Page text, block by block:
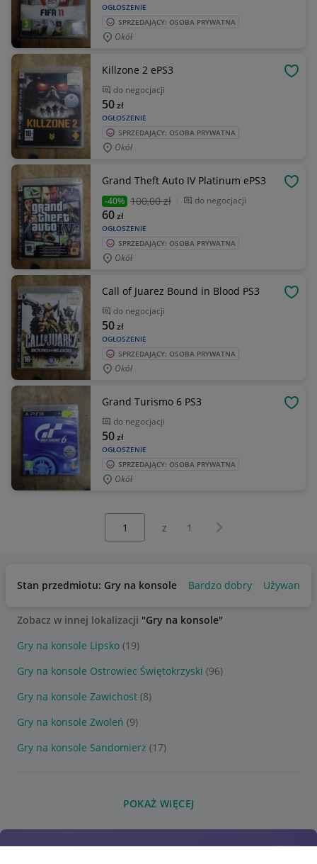
OGŁOSZENIE
SPRZEDAJĄCY: OSOBA PRYWATNA
Okół
Killzone 2 ePS3
do negocjacji
OGŁOSZENIE
50zł
SPRZEDAJĄCY: OSOBA PRYWATNA
Okół
Grand Theft Auto IV Platinum ePS3
-40% 100,00 zł do negocjacji
OGŁOSZENIE
60zł
SPRZEDAJĄCY: OSOBA PRYWATNA
Okół
Call of Juarez Bound in Blood PS3
do negocjacji
OGŁOSZENIE
50zł
SPRZEDAJĄCY: OSOBA PRYWATNA
Okół
Grand Turismo 6 PS3
do negocjacji
OGŁOSZENIE
50zł
SPRZEDAJĄCY: OSOBA PRYWATNA
Okół
z 1 Następna strona
Stan przedmiotu: Gry na konsole Bardzo dobry Używany
Zobacz w innej lokalizacji "Gry na konsole"
Gry na konsole Lipsko (19)
Gry na konsole Ostrowiec Świętokrzyski (96)
Gry na konsole Zawichost (8)
Gry na konsole Zwoleń (9)
Gry na konsole Sandomierz (17)
POKAŻ WIĘCEJ